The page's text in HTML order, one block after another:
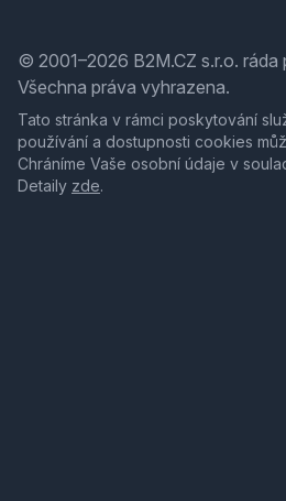
© 2001–2026 B2M.CZ s.r.o. ráda
Všechna práva vyhrazena.
Tato stránka v rámci poskytování
používání a dostupnosti cookies
Chráníme Vaše osobní údaje v
Detaily zde.